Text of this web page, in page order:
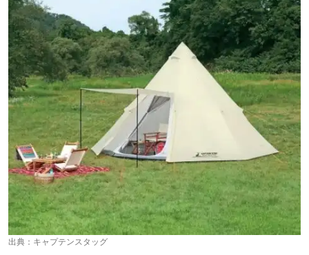
出典： キャプテンスタッグ